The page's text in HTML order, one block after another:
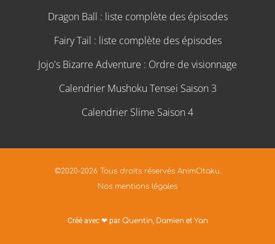
Dragon Ball : liste complète des épisodes
Fairy Tail : liste complète des épisodes
Jojo's Bizarre Adventure : Ordre de visionnage
Calendrier Mushoku Tensei Saison 3
Calendrier Slime Saison 4
©2020-2026 Tous droits réservés AnimOtaku.
Nos mentions légales
Créé avec ❤ par Quentin, Damienet Yan